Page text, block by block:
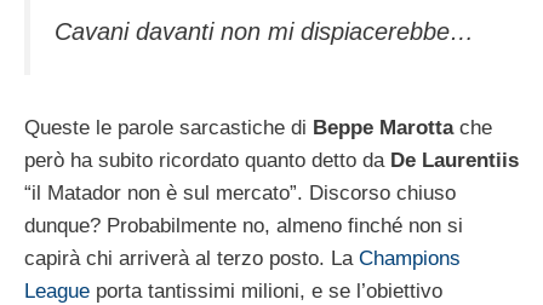
Cavani davanti non mi dispiacerebbe…
Queste le parole sarcastiche di Beppe Marottache
però ha subito ricordato quanto detto da De Laurentiis
“il Matador non è sul mercato”. Discorso chiuso
dunque? Probabilmente no, almeno finché non si
capirà chi arriverà al terzo posto. La Champions
League porta tantissimi milioni, e se l’obiettivo